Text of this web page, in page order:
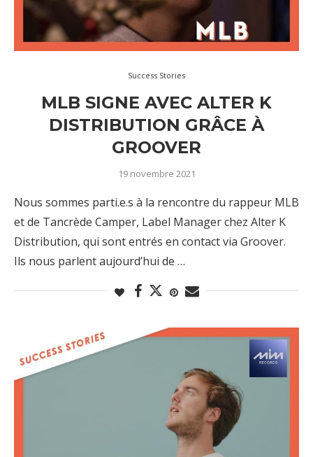
Success Stories
MLB SIGNE AVEC ALTER K
DISTRIBUTION GRÂCE À
GROOVER
19 novembre 2021
Nous sommes parti.e.s à la rencontre du rappeur MLB
et de Tancrède Camper, Label Manager chez Alter K
Distribution, qui sont entrés en contact via Groover.
Ils nous parlent aujourd’hui de …